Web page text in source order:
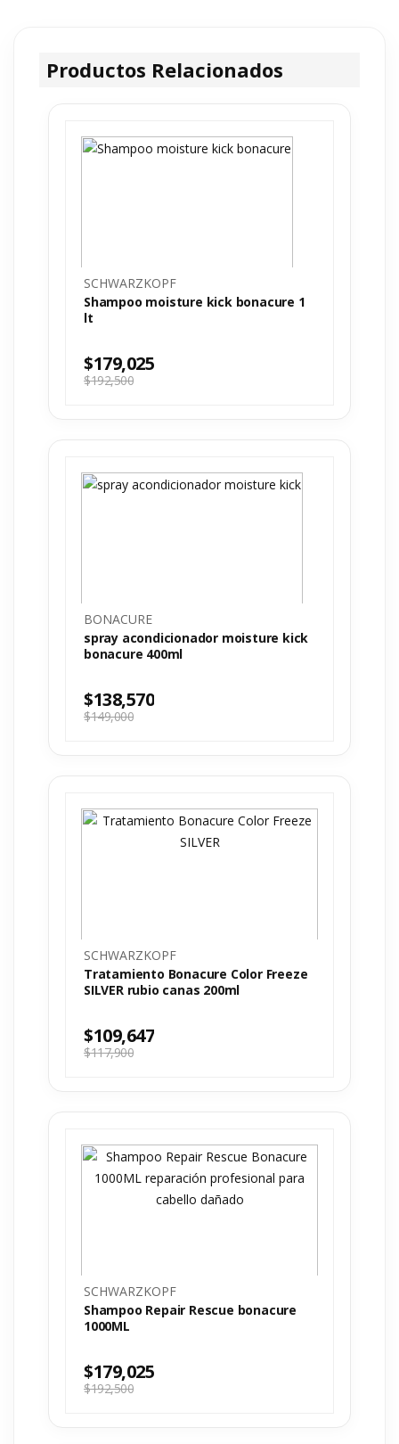
Productos Relacionados
SCHWARZKOPF
Shampoo moisture kick bonacure 1
lt
$192,500
$179,025
BONACURE
spray acondicionador moisture kick
bonacure 400ml
$149,000
$138,570
SCHWARZKOPF
Tratamiento Bonacure Color Freeze
SILVER rubio canas 200ml
$117,900
$109,647
SCHWARZKOPF
Shampoo Repair Rescue bonacure
1000ML
$192,500
$179,025